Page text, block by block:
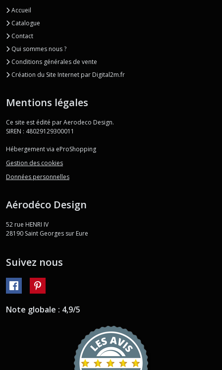
Accueil
Catalogue
Contact
Qui sommes nous ?
Conditions générales de vente
Création du Site Internet par Digital2m.fr
Mentions légales
Ce site est édité par Aerodeco Design.
SIREN : 48029129300011
Hébergement via eProShopping
Gestion des cookies
Données personnelles
Aérodéco Design
52 rue HENRI IV
28190 Saint Georges sur Eure
Suivez nous
Note globale : 4,9/5